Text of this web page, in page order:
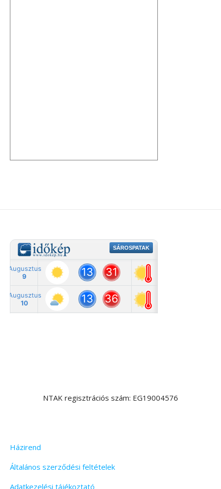
NTAK regisztrációs szám: EG19004576
Házirend
Általános szerződési feltételek
Adatkezelési tájékoztató